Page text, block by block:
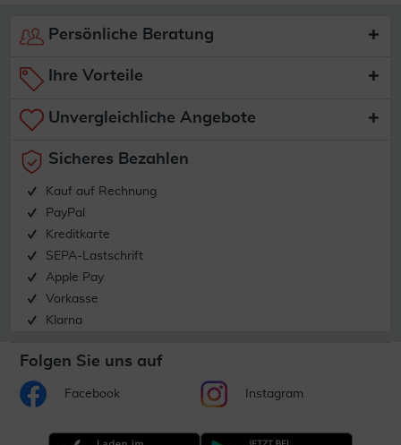
Persönliche Beratung
Ihre Vorteile
Unvergleichliche Angebote
Sicheres Bezahlen
Kauf auf Rechnung
PayPal
Kreditkarte
SEPA-Lastschrift
Apple Pay
Vorkasse
Klarna
Folgen Sie uns auf
Facebook Instagram